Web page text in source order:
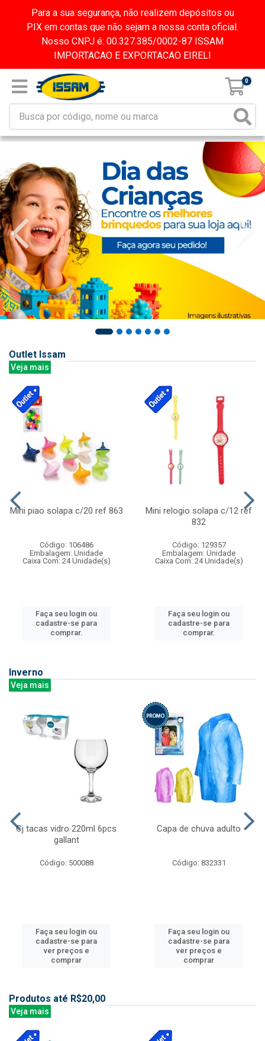
Para a sua segurança, não realizem depósitos ou
PIX em contas que não sejam a nossa conta oficial.
Nosso CNPJ é: 00.327.385/0002-87 ISSAM
IMPORTACAO E EXPORTACAO EIRELI
0
Outlet Issam
Veja mais
Mini piao solapa c/20 ref 863
Código: 106486
Embalagem: Unidade
Caixa Com: 24 Unidade(s)
Faça seu login ou
cadastre-se para
comprar.
Mini relogio solapa c/12 ref
832
Código: 129357
Embalagem: Unidade
Caixa Com: 24 Unidade(s)
Faça seu login ou
cadastre-se para
comprar.
Inverno
Veja mais
Cj tacas vidro 220ml 6pcs
gallant
Código: 500088
Faça seu login ou
cadastre-se para
ver preços e
comprar
Capa de chuva adulto
Código: 832331
Faça seu login ou
cadastre-se para
ver preços e
comprar
Produtos até R$20,00
Veja mais